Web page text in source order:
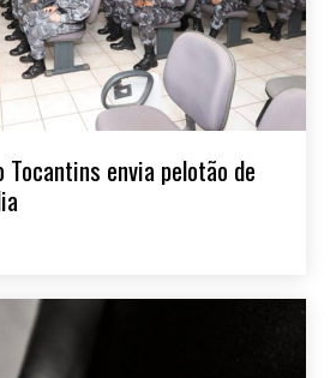
envia pelotão de